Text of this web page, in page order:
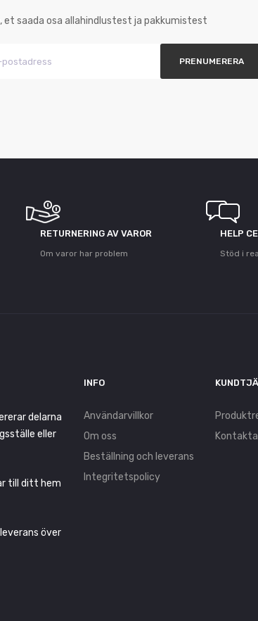
et saada osa allahindlustest ja pakkumistest
RETURNERING AV VAROR
Om varor har problem
HELP
Stöd i
delarna
eller
till ditt hem
över
INFO
Användarvillkor
Om oss
Beställning och leverans
Integritetspolicy